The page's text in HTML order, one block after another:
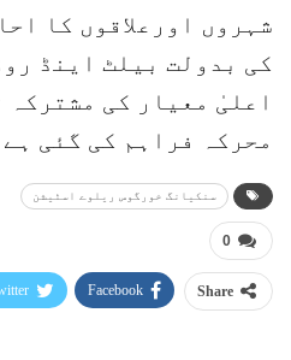
شہروں اورعلاقوں کا
کی بدولت بیلٹ اینڈ
اعلیٰ معیار کی
محرکہ فراہم کی گئی
سنکیانگ خورگوس ریلوے اسٹیشن
0
Share
Facebook